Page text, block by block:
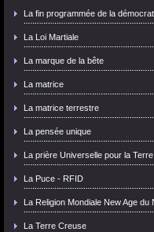
La fin programmée de la
La Loi Martiale
La marque de la bête
La matrice
La matrice terrestre
La pensée unique
La prière Universelle pour la Terre
La Puce - RFID
La Religion Mondiale New Age du
La Terre Creuse